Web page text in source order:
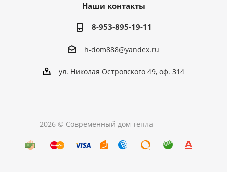
Наши контакты
8-953-895-19-11
h-dom888@yandex.ru
ул. Николая Островского 49, оф. 314
2026 © Современный дом тепла